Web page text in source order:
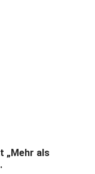
„Mehr als